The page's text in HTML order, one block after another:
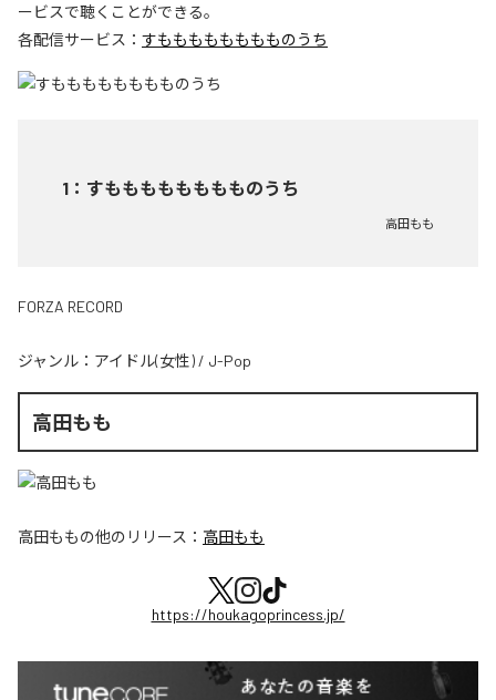
ービスで聴くことができる。
各配信サービス： すもももももももものうち
1 ： すもももももももものうち
高田もも
FORZA RECORD
ジャンル： アイドル(女性) / J-Pop
高田もも
高田ももの他のリリース： 高田もも
https://houkagoprincess.jp/